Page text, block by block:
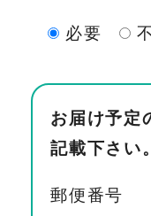
必要
お届け予定
記載下さい。
郵便番号